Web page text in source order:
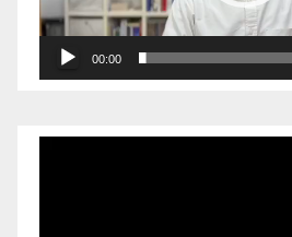
00:00